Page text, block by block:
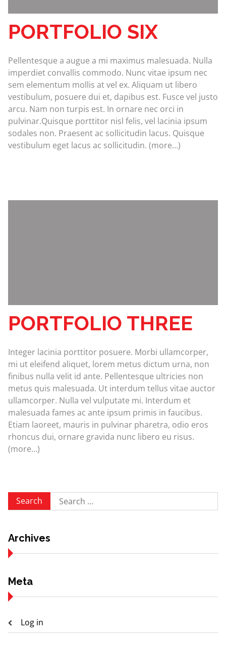
PORTFOLIO SIX
Pellentesque a augue a mi maximus malesuada. Nulla
imperdiet convallis commodo. Nunc vitae ipsum nec
sem elementum mollis at vel ex. Aliquam ut libero
vestibulum, posuere dui et, dapibus est. Fusce vel justo
arcu. Nam non turpis est. In ornare nec orci in
pulvinar.Quisque porttitor nisl felis, vel lacinia ipsum
sodales non. Praesent ac sollicitudin lacus. Quisque
vestibulum eget lacus ac sollicitudin. (more…)
PORTFOLIO THREE
Integer lacinia porttitor posuere. Morbi ullamcorper,
mi ut eleifend aliquet, lorem metus dictum urna, non
finibus nulla velit id ante. Pellentesque ultricies non
metus quis malesuada. Ut interdum tellus vitae auctor
ullamcorper. Nulla vel vulputate mi. Interdum et
malesuada fames ac ante ipsum primis in faucibus.
Etiam laoreet, mauris in pulvinar pharetra, odio eros
rhoncus dui, ornare gravida nunc libero eu risus.
(more…)
Search
for:
Archives
Meta
Log in